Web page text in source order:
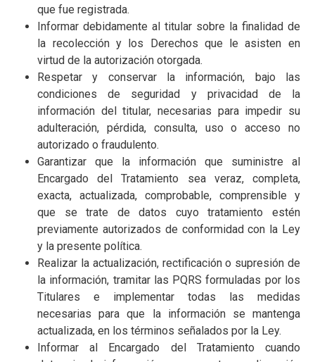
que fue registrada.
Informar debidamente al titular sobre la finalidad de
la recolección y los Derechos que le asisten en
virtud de la autorización otorgada.
Respetar y conservar la información, bajo las
condiciones de seguridad y privacidad de la
información del titular, necesarias para impedir su
adulteración, pérdida, consulta, uso o acceso no
autorizado o fraudulento.
Garantizar que la información que suministre al
Encargado del Tratamiento sea veraz, completa,
exacta, actualizada, comprobable, comprensible y
que se trate de datos cuyo tratamiento estén
previamente autorizados de conformidad con la Ley
y la presente política.
Realizar la actualización, rectificación o supresión de
la información, tramitar las PQRS formuladas por los
Titulares e implementar todas las medidas
necesarias para que la información se mantenga
actualizada, en los términos señalados por la Ley.
Informar al Encargado del Tratamiento cuando